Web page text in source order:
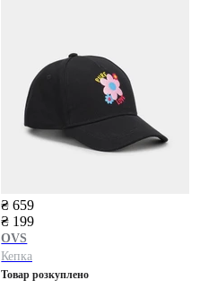
₴ 659
₴ 199
OVS
Кепка
Товар розкуплено